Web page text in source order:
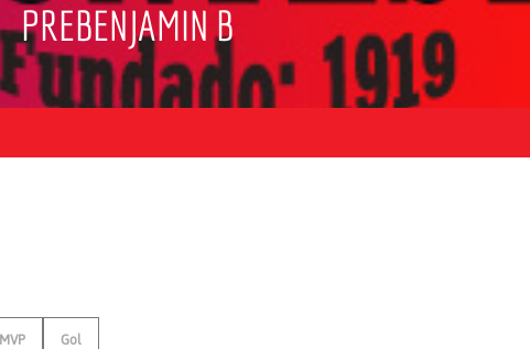
PREBENJAMIN B
MVP Gol